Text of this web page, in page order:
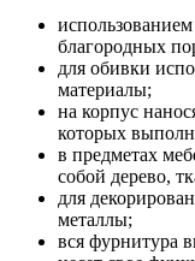
благородных
для обивки
материалы;
на корпус
которых
в предметах
собой дерево,
для
металлы;
вся фурнитура